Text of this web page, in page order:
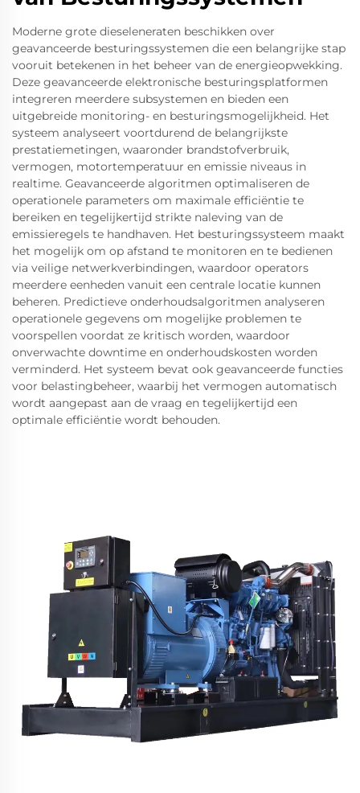
Moderne grote dieseleneraten beschikken over
geavanceerde besturingssystemen die een belangrijke stap
vooruit betekenen in het beheer van de energieopwekking.
Deze geavanceerde elektronische besturingsplatformen
integreren meerdere subsystemen en bieden een
uitgebreide monitoring- en besturingsmogelijkheid. Het
systeem analyseert voortdurend de belangrijkste
prestatiemetingen, waaronder brandstofverbruik,
vermogen, motortemperatuur en emissie niveaus in
realtime. Geavanceerde algoritmen optimaliseren de
operationele parameters om maximale efficiëntie te
bereiken en tegelijkertijd strikte naleving van de
emissieregels te handhaven. Het besturingssysteem maakt
het mogelijk om op afstand te monitoren en te bedienen
via veilige netwerkverbindingen, waardoor operators
meerdere eenheden vanuit een centrale locatie kunnen
beheren. Predictieve onderhoudsalgoritmen analyseren
operationele gegevens om mogelijke problemen te
voorspellen voordat ze kritisch worden, waardoor
onverwachte downtime en onderhoudskosten worden
verminderd. Het systeem bevat ook geavanceerde functies
voor belastingbeheer, waarbij het vermogen automatisch
wordt aangepast aan de vraag en tegelijkertijd een
optimale efficiëntie wordt behouden.